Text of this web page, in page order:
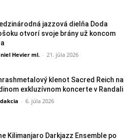
jazzová dielňa Doda
otvorí svoje brány už koncom
Hevier ml. - 21. júla 2026
klenot Sacred Reich na
exkluzívnom koncerte v Randali
- 6. júla 2026
Kilimanjaro Darkjazz Ensemble po